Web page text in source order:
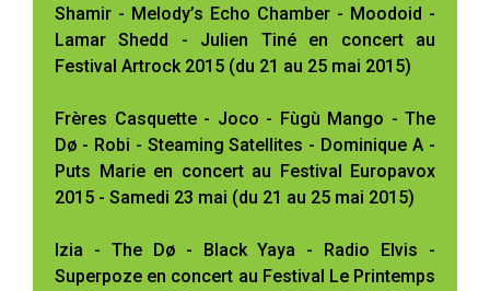
Shamir - Melody’s Echo Chamber - Moodoid -
Lamar Shedd - Julien Tiné en concert au
Festival Artrock 2015 (du 21 au 25 mai 2015)
Frères Casquette - Joco - Fùgù Mango - The
Dø - Robi - Steaming Satellites - Dominique A -
Puts Marie en concert au Festival Europavox
2015 - Samedi 23 mai (du 21 au 25 mai 2015)
Izia - The Dø - Black Yaya - Radio Elvis -
Superpoze en concert au Festival Le Printemps